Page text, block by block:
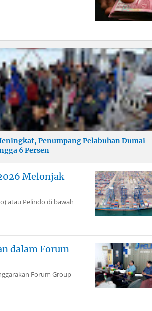
Penumpang Pelabuhan Dumai
6 Persen
Melonjak
atau Pelindo di bawah
dalam Forum
Forum Group